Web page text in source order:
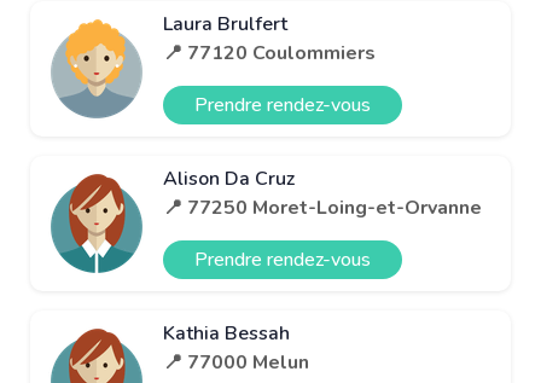
Laura Brulfert
📍 77120 Coulommiers
Prendre rendez-vous
Alison Da Cruz
📍 77250 Moret-Loing-et-Orvanne
Prendre rendez-vous
Kathia Bessah
📍 77000 Melun